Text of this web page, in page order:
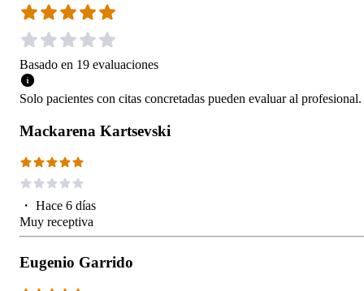
Basado en 19 evaluaciones
Solo pacientes con citas concretadas pueden evaluar al profesional.
Mackarena Kartsevski
・ Hace 6 días
Muy receptiva
Eugenio Garrido